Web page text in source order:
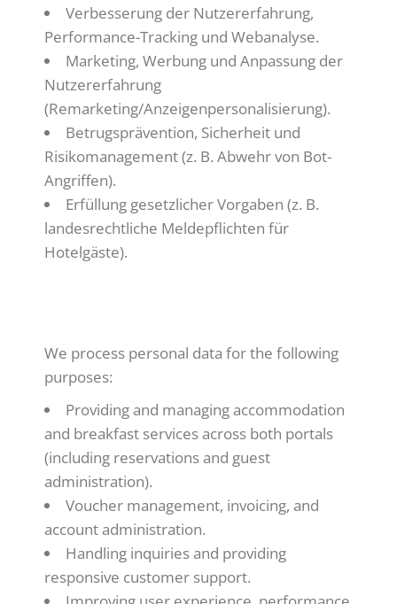
Verbesserung der Nutzererfahrung,
Performance-Tracking und Webanalyse.
Marketing, Werbung und Anpassung der
Nutzererfahrung
(Remarketing/Anzeigenpersonalisierung).
Betrugsprävention, Sicherheit und
Risikomanagement (z. B. Abwehr von Bot-
Angriffen).
Erfüllung gesetzlicher Vorgaben (z. B.
landesrechtliche Meldepflichten für
Hotelgäste).
We process personal data for the following
purposes:
Providing and managing accommodation
and breakfast services across both portals
(including reservations and guest
administration).
Voucher management, invoicing, and
account administration.
Handling inquiries and providing
responsive customer support.